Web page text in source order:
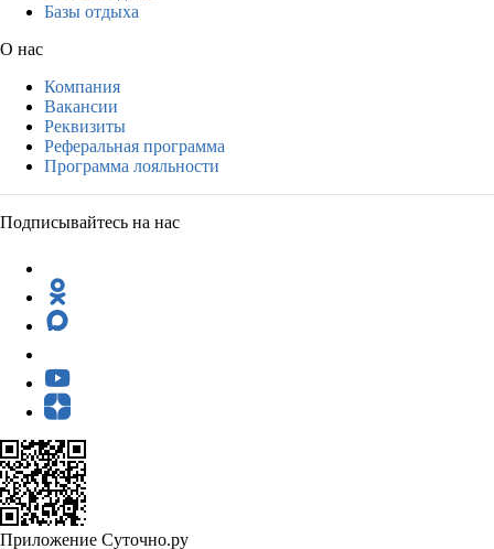
Базы отдыха
О нас
Компания
Вакансии
Реквизиты
Реферальная программа
Программа лояльности
Подписывайтесь на нас
Приложение Суточно.ру